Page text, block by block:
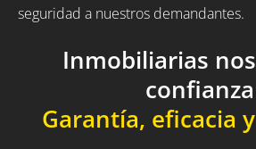
seguridad a nuestros demandantes.
Inmobiliarias
confianza
Garantía, eficacia